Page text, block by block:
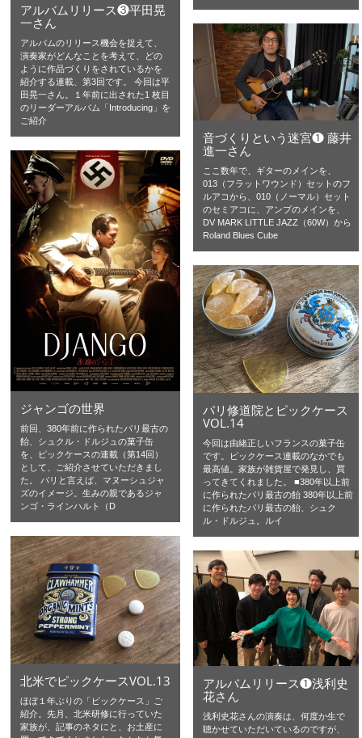
アルバムリリース❸平田晃
一さん
アルバムのリリース機会を捉えて、
演奏家がどんなことを考えて、どの
ように作品づくりをされているかを
紹介する連載、第3回です。 今回は平
田晃一さん。１年前に出された1 枚目
のリーダーアルバム「Introducing」を
ご紹介
音づくりという迷宮❶ 藤井
進一さん
ここ数年で、ギターのメインを、
013（フラットワウンド）セットのフ
ルアコから、010（ノーマル）セット
のセミアコに、アンプのメインを、
DV MARK LITTLE JAZZ（60W）から
Roland Blues Cube
ジャンゴの世界
前回、380年前に作られたパリ最古の
飴、シュクル・ドルジュの菓子缶
を、ピックケースの連載（第14回）
として、ご紹介させていただきまし
た。 パリと言えば、マヌーシュジャ
ズのイメージ。生みの親であるジャ
ンゴ・ラインハルト（D
パリ修道院とピックケース
VOL.14
今回は由緒正しいフランスの菓子缶
です。ピックケース連載のなかでも
最高値。家族が雑貨屋で発見し、買
ってきてくれました。 ■380年以上前
に作られたパリ最古の飴 380年以上前
に作られたパリ最古の飴、シュク
ル・ドルジュ。ルイ
北米でピックケースVOL.13
ほぼ１年ぶりの「ピックケース」ご
紹介。先月、北米研修に行っていた
家族が、記事のネタにと、お土産に
アルバムリリース❶浅利史
花さん
浅利史花さんの演奏は、何度か生で
聴かせていただいているのですが、